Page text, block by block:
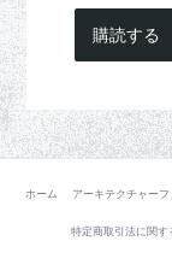
購読する
ホーム アーキテクチャー
特定商取引法に関す